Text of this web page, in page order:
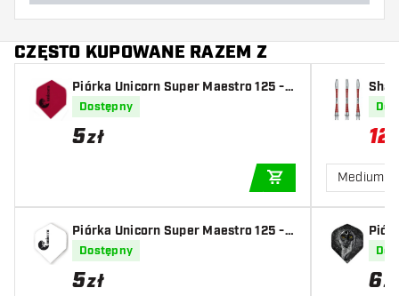
CZĘSTO KUPOWANE RAZEM Z
Piórka Unicorn Super Maestro 125 -
Red
Dostępny
5zł
DODAJ DO
Piórka Unicorn Super Maestro 125 -
White
Dostępny
5zł
12
Medium
6zł